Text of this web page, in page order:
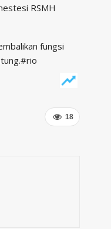
RSMH
fungsi
18